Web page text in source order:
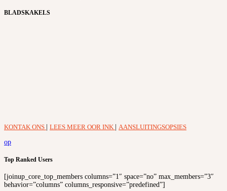
BLADSKAKELS
KONTAK ONS LEES MEER OOR INK
AANSLUITINGSOPSIES
op
Top Ranked Users
[joinup_core_top_members columns=”1″ space=”no” max_members=”3″
behavior=”columns” columns_responsive=”predefined”]